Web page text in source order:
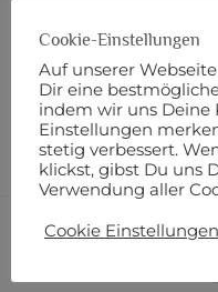
verifizieren.
Kundenbewertungen
hier.
Cookie-Einstellungen
Auf unserer
Dir eine
indem wir uns Deine
Einstellungen
stetig verbessert.
klickst, gibst Du uns
Verwendung aller
Cookie Einstellungen